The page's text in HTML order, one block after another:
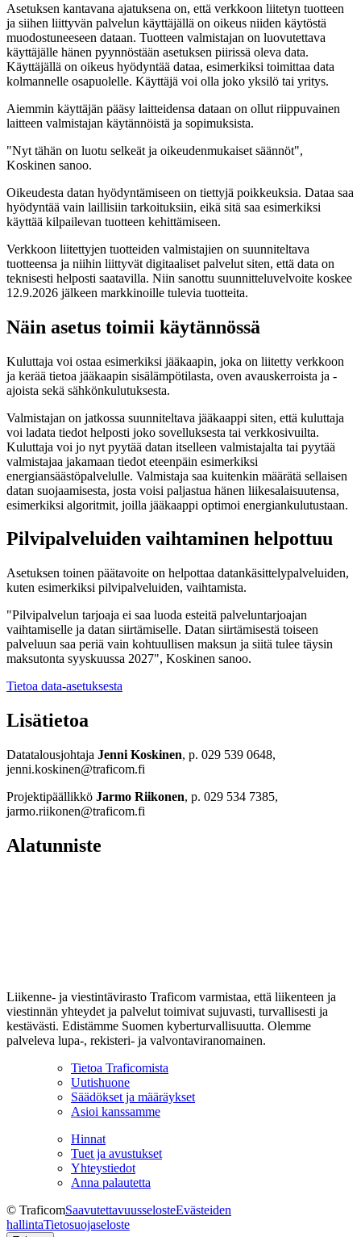
Asetuksen kantavana ajatuksena on, että verkkoon liitetyn tuotteen
ja siihen liittyvän palvelun käyttäjällä on oikeus niiden käytöstä
muodostuneeseen dataan. Tuotteen valmistajan on luovutettava
käyttäjälle hänen pyynnöstään asetuksen piirissä oleva data.
Käyttäjällä on oikeus hyödyntää dataa, esimerkiksi toimittaa data
kolmannelle osapuolelle. Käyttäjä voi olla joko yksilö tai yritys.
Aiemmin käyttäjän pääsy laitteidensa dataan on ollut riippuvainen
laitteen valmistajan käytännöistä ja sopimuksista.
"Nyt tähän on luotu selkeät ja oikeudenmukaiset säännöt",
Koskinen sanoo.
Oikeudesta datan hyödyntämiseen on tiettyjä poikkeuksia. Dataa saa
hyödyntää vain laillisiin tarkoituksiin, eikä sitä saa esimerkiksi
käyttää kilpailevan tuotteen kehittämiseen.
Verkkoon liitettyjen tuotteiden valmistajien on suunniteltava
tuotteensa ja niihin liittyvät digitaaliset palvelut siten, että data on
teknisesti helposti saatavilla. Niin sanottu suunnitteluvelvoite koskee
12.9.2026 jälkeen markkinoille tulevia tuotteita.
Näin asetus toimii käytännössä
Kuluttaja voi ostaa esimerkiksi jääkaapin, joka on liitetty verkkoon
ja kerää tietoa jääkaapin sisälämpötilasta, oven avauskerroista ja -
ajoista sekä sähkönkulutuksesta.
Valmistajan on jatkossa suunniteltava jääkaappi siten, että kuluttaja
voi ladata tiedot helposti joko sovelluksesta tai verkkosivuilta.
Kuluttaja voi jo nyt pyytää datan itselleen valmistajalta tai pyytää
valmistajaa jakamaan tiedot eteenpäin esimerkiksi
energiansäästöpalvelulle. Valmistaja saa kuitenkin määrätä sellaisen
datan suojaamisesta, josta voisi paljastua hänen liikesalaisuutensa,
esimerkiksi algoritmit, joilla jääkaappi optimoi energiankulutustaan.
Pilvipalveluiden vaihtaminen helpottuu
Asetuksen toinen päätavoite on helpottaa datankäsittelypalveluiden,
kuten esimerkiksi pilvipalveluiden, vaihtamista.
"Pilvipalvelun tarjoaja ei saa luoda esteitä palveluntarjoajan
vaihtamiselle ja datan siirtämiselle. Datan siirtämisestä toiseen
palveluun saa periä vain kohtuullisen maksun ja siitä tulee täysin
maksutonta syyskuussa 2027", Koskinen sanoo.
Tietoa data-asetuksesta
Lisätietoa
Datatalousjohtaja Jenni Koskinen, p. 029 539 0648,
jenni.koskinen@traficom.fi
Projektipäällikkö Jarmo Riikonen, p. 029 534 7385,
jarmo.riikonen@traficom.fi
Alatunniste
Liikenne- ja viestintävirasto Traficom varmistaa, että liikenteen ja
viestinnän yhteydet ja palvelut toimivat sujuvasti, turvallisesti ja
kestävästi. Edistämme Suomen kyberturvallisuutta. Olemme
palveleva lupa-, rekisteri- ja valvontaviranomainen.
Tietoa Traficomista
Uutishuone
Säädökset ja määräykset
Asioi kanssamme
Hinnat
Tuet ja avustukset
Yhteystiedot
Anna palautetta
© TraficomSaavutettavuusselosteEvästeiden
hallintaTietosuojaseloste